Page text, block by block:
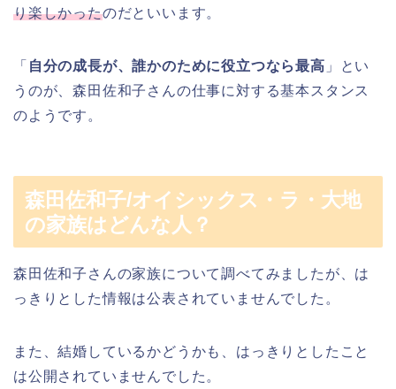
り楽しかったのだといいます。
「 自分の成長が、誰かのために役立つなら最高 」とい
うのが、森田佐和子さんの仕事に対する基本スタンス
のようです。
森田佐和子/オイシックス・ラ・大地
の家族はどんな人？
森田佐和子さんの家族について調べてみましたが、は
っきりとした情報は公表されていませんでした。
また、結婚しているかどうかも、はっきりとしたこと
は公開されていませんでした。